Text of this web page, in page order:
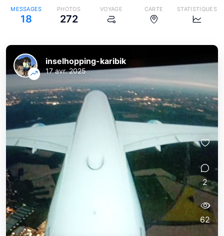
MESSAGES
18
PHOTOS
272
VOYAGE CARTE STATISTIQUES
inselhopping-karibik
17 avr. 2025
2
62